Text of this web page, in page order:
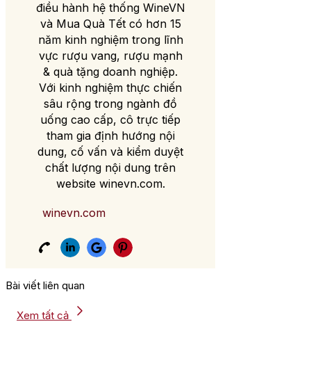
điều hành hệ thống WineVN
và Mua Quà Tết có hơn 15
năm kinh nghiệm trong lĩnh
vực rượu vang, rượu mạnh
& quà tặng doanh nghiệp.
Với kinh nghiệm thực chiến
sâu rộng trong ngành đồ
uống cao cấp, cô trực tiếp
tham gia định hướng nội
dung, cố vấn và kiểm duyệt
chất lượng nội dung trên
website winevn.com.
winevn.com
Bài viết liên quan
Xem tất cả